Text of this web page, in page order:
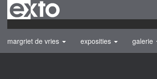
margriet de vries exposities galerie